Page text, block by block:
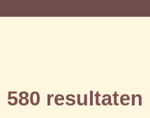
580 resultaten